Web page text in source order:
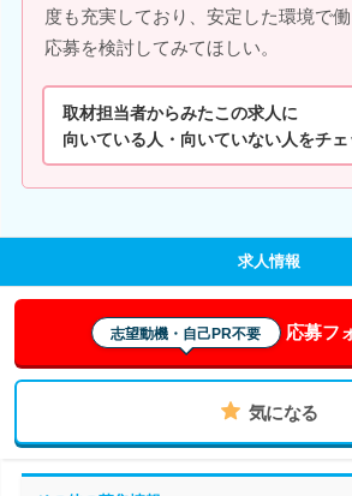
度も充実しており、安定した環境で
応募を検討してみてほしい。
取材担当者からみたこの求人に
向いている人・向いていない人をチェ
求人情報
志望動機・自己PR不要 応募フ
気になる